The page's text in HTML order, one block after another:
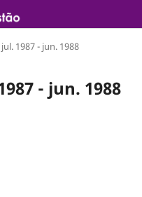
1987 - jun. 1988
- jun. 1988